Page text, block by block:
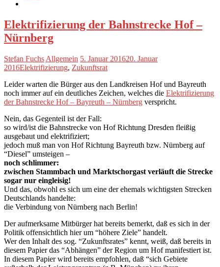
Elektrifizierung der Bahnstrecke Hof –
Nürnberg
Stefan Fuchs Allgemein 5. Januar 201620. Januar
2016Elektrifizierung, Zukunftsrat
Leider warten die Bürger aus den Landkreisen Hof und Bayreuth
noch immer auf ein deutliches Zeichen, welches die Elektrifizierung
der Bahnstrecke Hof – Bayreuth – Nürnberg verspricht.
Nein, das Gegenteil ist der Fall:
so wird/ist die Bahnstrecke von Hof Richtung Dresden fleißig
ausgebaut und elektrifiziert;
jedoch muß man von Hof Richtung Bayreuth bzw. Nürnberg auf
“Diesel” umsteigen –
noch schlimmer:
zwischen Stammbach und Marktschorgast verläuft die Strecke
sogar nur eingleisig!
Und das, obwohl es sich um eine der ehemals wichtigsten Strecken
Deutschlands handelte:
die Verbindung von Nürnberg nach Berlin!
Der aufmerksame Mitbürger hat bereits bemerkt, daß es sich in der
Politik offensichtlich hier um “höhere Ziele” handelt.
Wer den Inhalt des sog. “Zukunftsrates” kennt, weiß, daß bereits in
diesem Papier das “Abhängen” der Region um Hof manifestiert ist.
In diesem Papier wird bereits empfohlen, daß “sich Gebiete